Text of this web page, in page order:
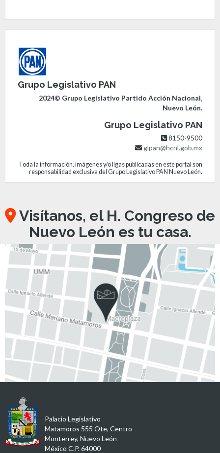
Grupo Legislativo PAN
2024© Grupo Legislativo Partido Acción Nacional,
Nuevo León.
Grupo Legislativo PAN
8150-9500
glpan@hcnl.gob.mx
Toda la información, imágenes y/o ligas publicadas en este portal son
responsabilidad exclusiva del Grupo Legislativo PAN Nuevo León.
Visítanos, el H. Congreso de
Nuevo León es tu casa.
Palacio Legislativo
Matamoros 555 Ote, Centro
Monterrey, Nuevo León
México C.P. 64000